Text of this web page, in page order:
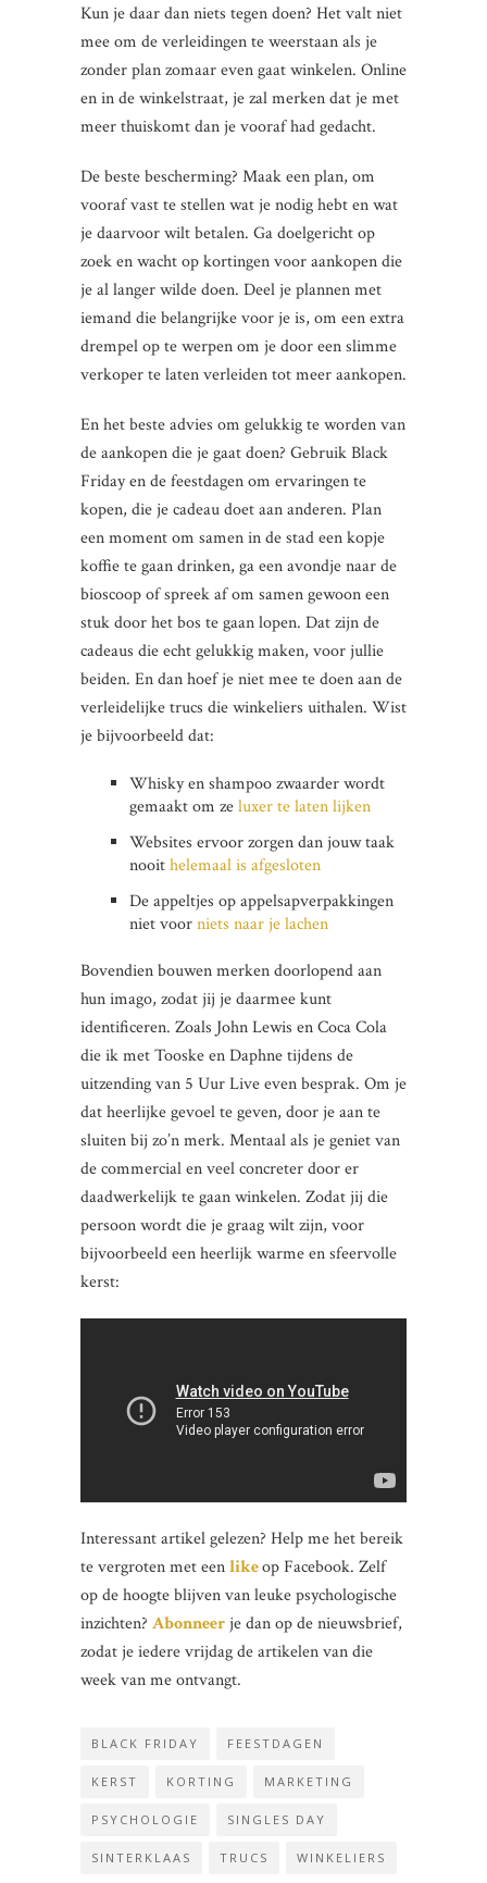
Kun je daar dan niets tegen doen? Het valt niet
mee om de verleidingen te weerstaan als je
zonder plan zomaar even gaat winkelen. Online
en in de winkelstraat, je zal merken dat je met
meer thuiskomt dan je vooraf had gedacht.
De beste bescherming? Maak een plan, om
vooraf vast te stellen wat je nodig hebt en wat
je daarvoor wilt betalen. Ga doelgericht op
zoek en wacht op kortingen voor aankopen die
je al langer wilde doen. Deel je plannen met
iemand die belangrijke voor je is, om een extra
drempel op te werpen om je door een slimme
verkoper te laten verleiden tot meer aankopen.
En het beste advies om gelukkig te worden van
de aankopen die je gaat doen? Gebruik Black
Friday en de feestdagen om ervaringen te
kopen, die je cadeau doet aan anderen. Plan
een moment om samen in de stad een kopje
koffie te gaan drinken, ga een avondje naar de
bioscoop of spreek af om samen gewoon een
stuk door het bos te gaan lopen. Dat zijn de
cadeaus die echt gelukkig maken, voor jullie
beiden. En dan hoef je niet mee te doen aan de
verleidelijke trucs die winkeliers uithalen. Wist
je bijvoorbeeld dat:
Whisky en shampoo zwaarder wordt
gemaakt om zeluxer te laten lijken
Websites ervoor zorgen dan jouw taak
nooithelemaal is afgesloten
De appeltjes op appelsapverpakkingen
niet voorniets naar je lachen
Bovendien bouwen merken doorlopend aan
hun imago, zodat jij je daarmee kunt
identificeren. Zoals John Lewis en Coca Cola
die ik met Tooske en Daphne tijdens de
uitzending van 5 Uur Live even besprak. Om je
dat heerlijke gevoel te geven, door je aan te
sluiten bij zo’n merk. Mentaal als je geniet van
de commercial en veel concreter door er
daadwerkelijk te gaan winkelen. Zodat jij die
persoon wordt die je graag wilt zijn, voor
bijvoorbeeld een heerlijk warme en sfeervolle
kerst:
Interessant artikel gelezen? Help me het bereik
te vergroten met eenlikeop Facebook. Zelf
op de hoogte blijven van leuke psychologische
inzichten? Abonneerje dan op de nieuwsbrief,
zodat je iedere vrijdag de artikelen van die
week van me ontvangt.
BLACK FRIDAY FEESTDAGEN
KERST KORTING MARKETING
PSYCHOLOGIE SINGLES DAY
SINTERKLAAS TRUCS WINKELIERS